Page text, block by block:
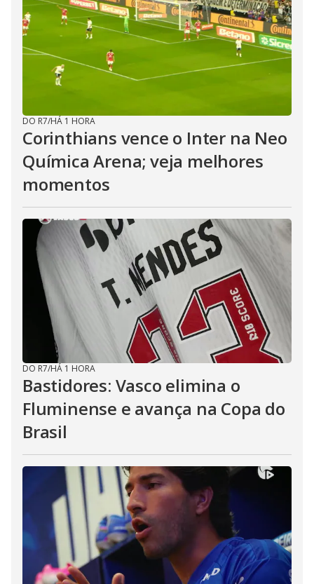
DO R7/HÁ 1 HORA
Corinthians vence o Inter na Neo
Química Arena; veja melhores
momentos
DO R7/HÁ 1 HORA
Bastidores: Vasco elimina o
Fluminense e avança na Copa do
Brasil